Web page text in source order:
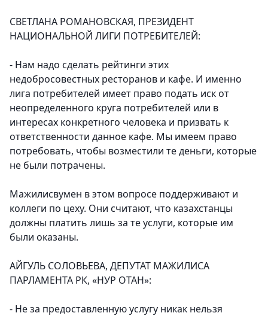
СВЕТЛАНА РОМАНОВСКАЯ, ПРЕЗИДЕНТ
НАЦИОНАЛЬНОЙ ЛИГИ ПОТРЕБИТЕЛЕЙ:
- Нам надо сделать рейтинги этих
недобросовестных ресторанов и кафе. И именно
лига потребителей имеет право подать иск от
неопределенного круга потребителей или в
интересах конкретного человека и призвать к
ответственности данное кафе. Мы имеем право
потребовать, чтобы возместили те деньги, которые
не были потрачены.
Мажилисвумен в этом вопросе поддерживают и
коллеги по цеху. Они считают, что казахстанцы
должны платить лишь за те услуги, которые им
были оказаны.
АЙГУЛЬ СОЛОВЬЕВА, ДЕПУТАТ МАЖИЛИСА
ПАРЛАМЕНТА РК, «НУР ОТАН»:
- Не за предоставленную услугу никак нельзя